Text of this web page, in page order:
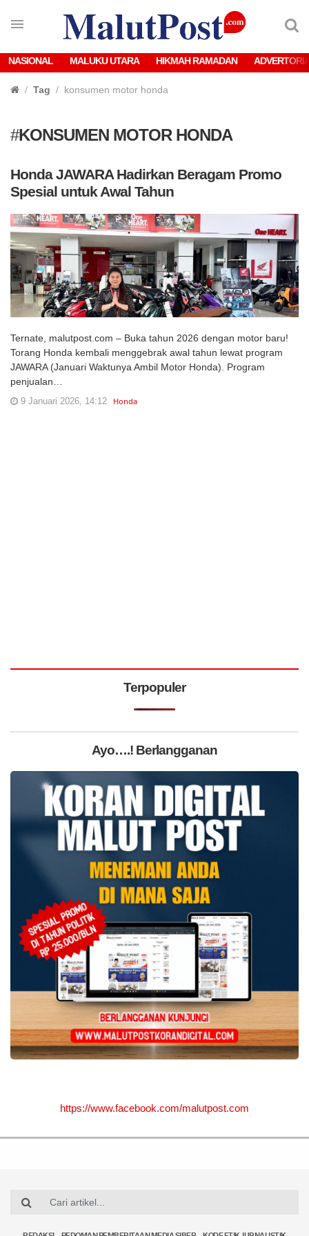
NASIONAL MALUKU UTARA HIKMAH RAMADAN
Tag konsumen motor honda
#KONSUMEN MOTOR HONDA
Honda JAWARA Hadirkan Beragam Promo
Spesial untuk Awal Tahun
Ternate, malutpost.com – Buka tahun 2026 dengan motor baru!
Torang Honda kembali menggebrak awal tahun lewat program
JAWARA (Januari Waktunya Ambil Motor Honda). Program
penjualan…
9 Januari 2026, 14:12 Honda
Terpopuler
Ayo….! Berlangganan
https://www.facebook.com/malutpost.com